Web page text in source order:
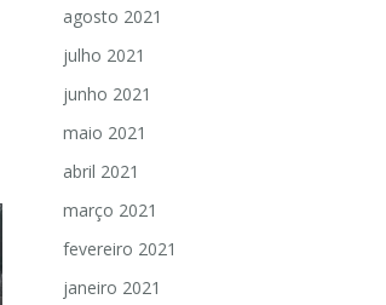
agosto 2021
julho 2021
junho 2021
maio 2021
abril 2021
março 2021
fevereiro 2021
janeiro 2021